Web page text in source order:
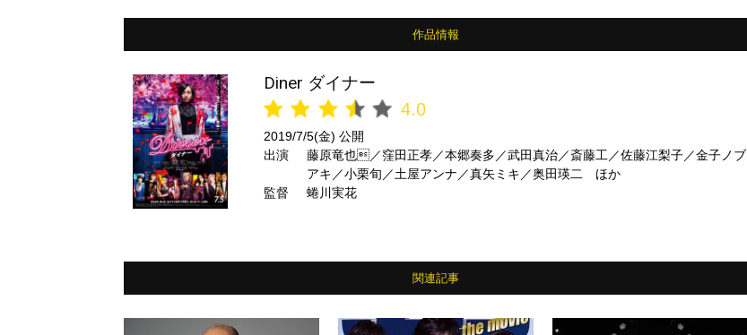
作品情報
Diner ダイナー
4.0
2019/7/5(金) 公開
出演
藤原竜也／窪田正孝／本郷奏多／武田真治／斎藤工／佐藤江梨子／金子ノブ
アキ／小栗旬／土屋アンナ／真矢ミキ／奥田瑛二 ほか
監督
蜷川実花
関連記事